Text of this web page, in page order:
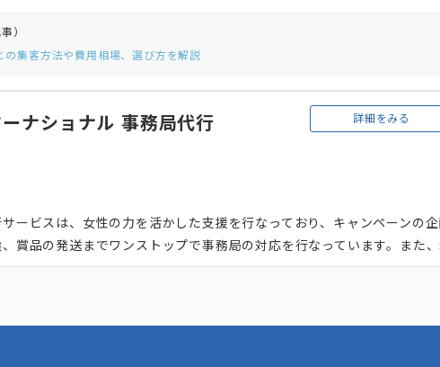
ブストリーミング配信、オンデマンドストリーミング配信などにも対応
）
集客方法や費用相場、選び方を解説
ナショナル 事務局代行 詳細をみる
ービスは、女性の力を活かした支援を行なっており、キャンペーンの
賞品の発送までワンストップで事務局の対応を行なっています。また
ターなど事務局業務の効果を最大化するための業務も提供しています
、商品案内、問合せ窓口、クレーム処理などにも対応してくれます。丸
で、コールセンターだけの依頼やキャンペーンの運用だけの依頼なども